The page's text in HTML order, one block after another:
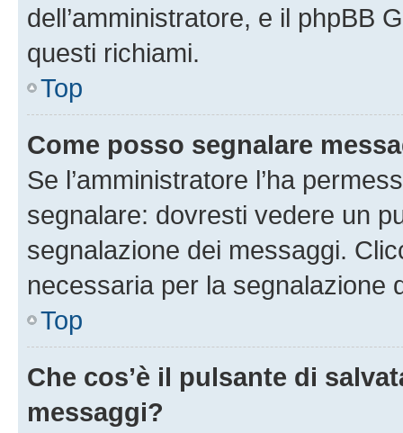
dell’amministratore, e il phpBB
questi richiami.
Top
Come posso segnalare
Se l’amministratore l’ha
segnalare: dovresti vedere un
segnalazione dei messaggi.
necessaria per la segnalazione
Top
Che cos’è il pulsante di
messaggi?